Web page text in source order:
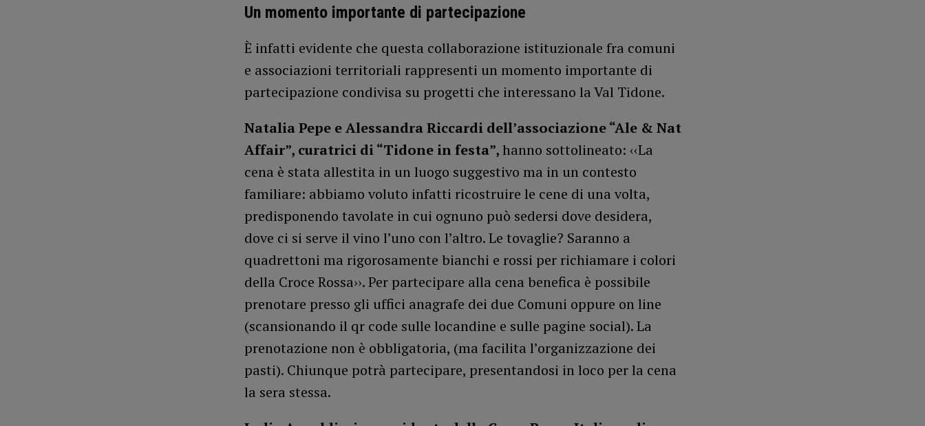
Un momento importante di partecipazione
È infatti evidente che questa collaborazione istituzionale fra comuni
e associazioni territoriali rappresenti un momento importante di
partecipazione condivisa su progetti che interessano la Val Tidone.
Natalia Pepe e Alessandra Riccardi dell’associazione “Ale & Nat
Affair”, curatrici di “Tidone in festa”,hanno sottolineato: ‹‹La
cena è stata allestita in un luogo suggestivo ma in un contesto
familiare: abbiamo voluto infatti ricostruire le cene di una volta,
predisponendo tavolate in cui ognuno può sedersi dove desidera,
dove ci si serve il vino l’uno con l’altro. Le tovaglie? Saranno a
quadrettoni ma rigorosamente bianchi e rossi per richiamare i colori
della Croce Rossa››. Per partecipare alla cena benefica è possibile
prenotare presso gli uffici anagrafe dei due Comuni oppure on line
(scansionando il qr code sulle locandine e sulle pagine social). La
prenotazione non è obbligatoria, (ma facilita l’organizzazione dei
pasti). Chiunque potrà partecipare, presentandosi in loco per la cena
la sera stessa.